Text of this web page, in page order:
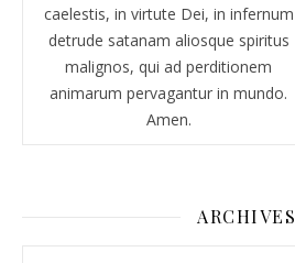
caelestis, in virtute Dei, in infernum
detrude satanam aliosque spiritus
malignos, qui ad perditionem
animarum pervagantur in mundo.
Amen.
ARCHIVES